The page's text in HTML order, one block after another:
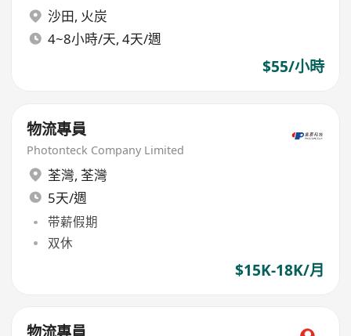
沙田, 火炭
4~8小時/天, 4天/週
$55/小時
物流專員
Photonteck Company Limited
荃灣, 荃灣
5天/週
带薪假期
双休
$15K-18K/月